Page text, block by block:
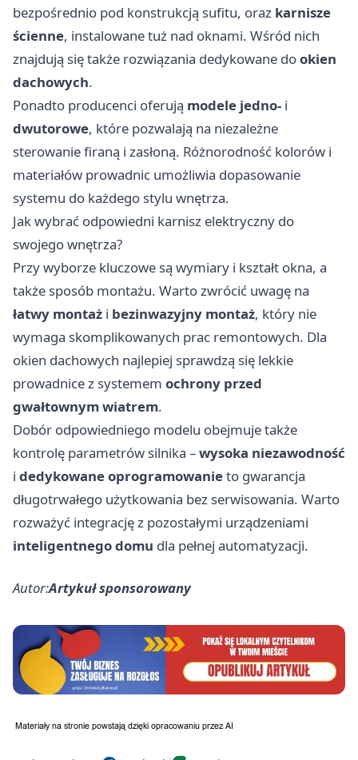
bezpośrednio pod konstrukcją sufitu, oraz karnisze
ścienne, instalowane tuż nad oknami. Wśród nich
znajdują się także rozwiązania dedykowane dookien
dachowych.
Ponadto producenci oferują modele jedno- i
dwutorowe, które pozwalają na niezależne
sterowanie firaną i zasłoną. Różnorodność kolorów i
materiałów prowadnic umożliwia dopasowanie
systemu do każdego stylu wnętrza.
Jak wybrać odpowiedni karnisz elektryczny do
swojego wnętrza?
Przy wyborze kluczowe są wymiary i kształt okna, a
także sposób montażu. Warto zwrócić uwagę na
łatwy montaż i bezinwazyjny montaż, który nie
wymaga skomplikowanych prac remontowych. Dla
okien dachowych najlepiej sprawdzą się lekkie
prowadnice z systemem ochrony przed
gwałtownym wiatrem.
Dobór odpowiedniego modelu obejmuje także
kontrolę parametrów silnika –wysoka niezawodność
i dedykowane oprogramowanieto gwarancja
długotrwałego użytkowania bez serwisowania. Warto
rozważyć integrację z pozostałymi urządzeniami
inteligentnego domu dla pełnej automatyzacji.
Autor:Artykuł sponsorowany